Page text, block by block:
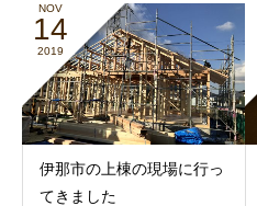
NOV
14
2019
伊那市の上棟の現場に行っ
てきました